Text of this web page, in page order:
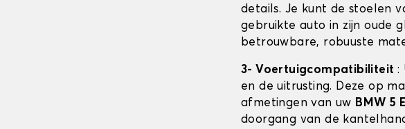
details. Je kunt de stoelen
gebruikte auto in zijn oude
betrouwbare, robuuste
3- Voertuigcompatibiliteit :
en de uitrusting. Deze op
afmetingen van uw BMW 5
doorgang van de